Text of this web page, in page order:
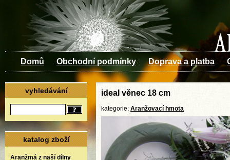
Domů Obchodní podmínky Doprava a platba
vyhledávání
katalog zboží
Aranžmá z naší dílny
ideal věnec 18 cm
kategorie: Aranžovací hmota